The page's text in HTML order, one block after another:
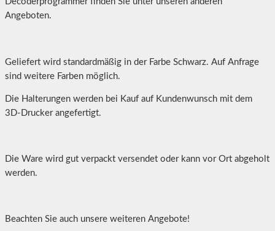
Angeboten.
Geliefert wird standardmäßig in der Farbe Schwarz. Auf Anfrage
sind weitere Farben möglich.
Die Halterungen werden bei Kauf auf Kundenwunsch mit dem
3D-Drucker angefertigt.
Die Ware wird gut verpackt versendet oder kann vor Ort abgeholt
werden.
Beachten Sie auch unsere weiteren Angebote!